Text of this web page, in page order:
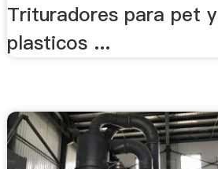
Trituradores para pet y
plasticos ...